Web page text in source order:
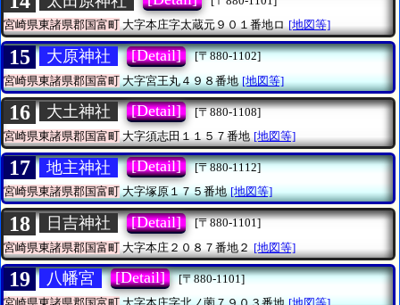
宮崎県東諸県郡国富町大字本庄字太蔵元９０１番地ロ [地図等]
15 大原神社 [Detail]
[〒880-1102]
宮崎県東諸県郡国富町大字宮王丸４９８番地 [地図等]
16 大土神社 [Detail]
[〒880-1108]
宮崎県東諸県郡国富町 大字須志田１１５７番地 [地図等]
17 地主神社 [Detail]
[〒880-1112]
宮崎県東諸県郡国富町大字塚原１７５番地 [地図等]
18 日吉神社 [Detail]
[〒880-1101]
宮崎県東諸県郡国富町 大字本庄２０８７番地２ [地図等]
19 八幡宮 [Detail]
[〒880-1101]